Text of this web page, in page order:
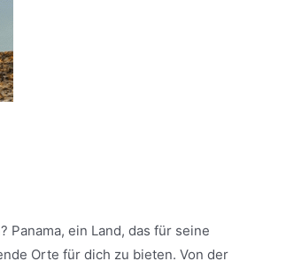
Panama, ein Land, das für seine
Orte für dich zu bieten. Von der